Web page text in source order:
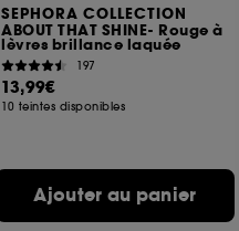
SEPHORA COLLECTION
ABOUT THAT SHINE- Rouge à
lèvres brillance laquée
197
13,99€
10 teintes disponibles
Ajouter au panier